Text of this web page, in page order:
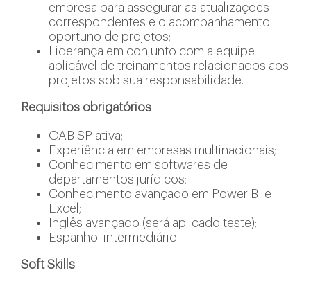
empresa para assegurar as atualizações
correspondentes e o acompanhamento
oportuno de projetos;
Liderança em conjunto com a equipe
aplicável de treinamentos relacionados aos
projetos sob sua responsabilidade.
Requisitos obrigatórios
OAB SP ativa;
Experiência em empresas multinacionais;
Conhecimento em softwares de
departamentos jurídicos;
Conhecimento avançado em Power BI e
Excel;
Inglês avançado (será aplicado teste);
Espanhol intermediário.
Soft Skills